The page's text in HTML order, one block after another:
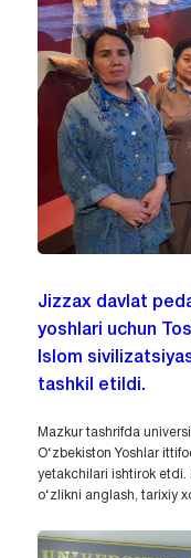
Jizzax davlat
yoshlari uchun
Islom
tashkil etildi.
Mazkur tashrifda
O‘zbekiston Yoshlar
yetakchilari ishtirok etdi.
o‘zlikni anglash, tarixiy